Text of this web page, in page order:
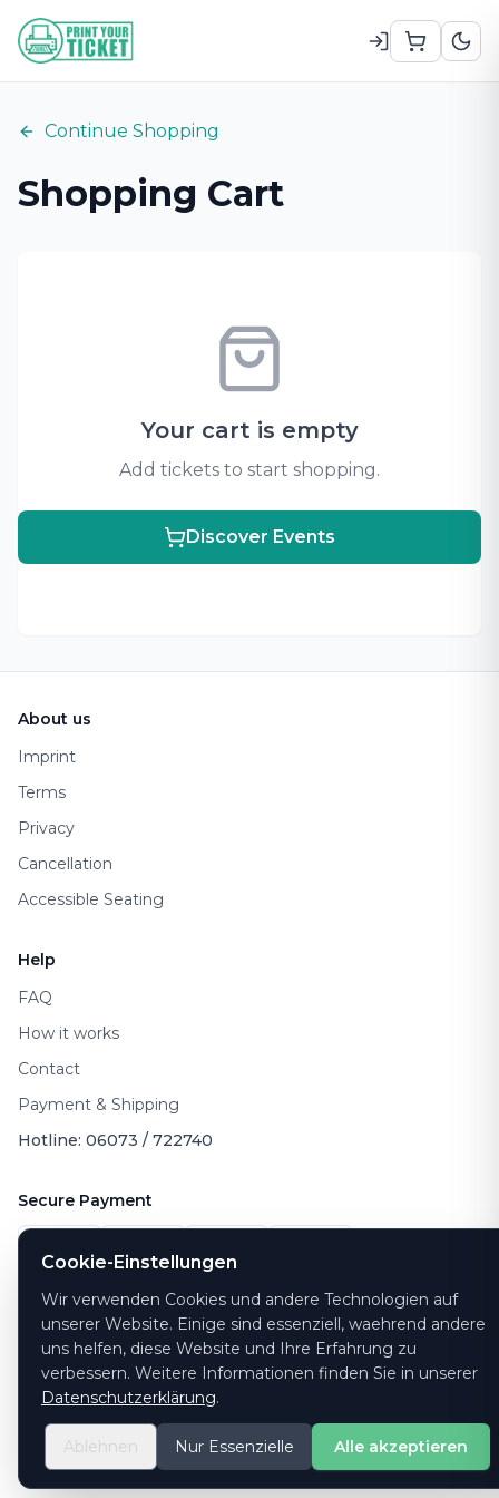
Zum Hauptinhalt
Continue Shopping
Shopping Cart
Your cart is empty
Add tickets to start shopping.
Discover Events
About us
Imprint
Terms
Privacy
Cancellation
Accessible Seating
Help
FAQ
How it works
Contact
Payment & Shipping
Hotline: 06073 / 722740
Secure Payment
©2026PrintYourTicket GmbH -
All rights reserved
Cookie-Einstellungen
Wir verwenden Cookies und andere Technologien auf
unserer Website. Einige sind essenziell, waehrend andere
uns helfen, diese Website und Ihre Erfahrung zu
verbessern. Weitere Informationen finden Sie in unserer
Datenschutzerklärung.
Ablehnen Nur Essenzielle Alle akzeptieren